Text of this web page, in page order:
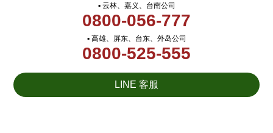
▪ 云林、嘉义、台南公司
0800-056-777
▪ 高雄、屏东、台东、外岛公司
0800-525-555
LINE 客服